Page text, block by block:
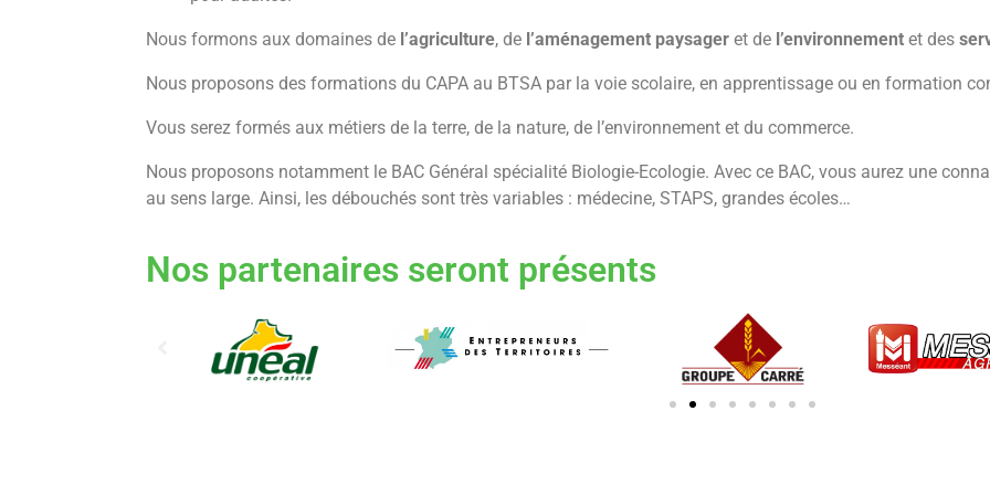
Nous formons aux domaines de l’agriculture, de l’aménagement paysager et de l’environnement et des
Nous proposons des formations du CAPA au BTSA par la voie scolaire, en apprentissage ou en formation
Vous serez formés aux métiers de la terre, de la nature, de l’environnement et du commerce.
Nous proposons notamment le BAC Général spécialité Biologie-Ecologie. Avec ce BAC, vous aurez une
au sens large. Ainsi, les débouchés sont très variables : médecine, STAPS, grandes écoles…
Nos partenaires seront présents